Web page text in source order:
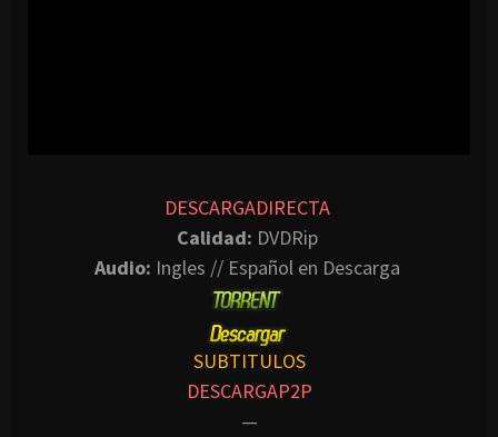
DESCARGADIRECTA
Calidad: DVDRip
Audio: Ingles // Español en Descarga
SUBTITULOS
DESCARGAP2P
—